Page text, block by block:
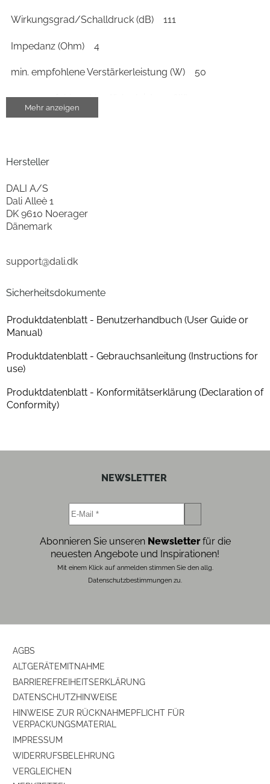
Wirkungsgrad/Schalldruck (dB) 111
Impedanz (Ohm) 4
min. empfohlene Verstärkerleistung (W) 50
max. empfohlene Verstärkerleistung (W)
Gehäuse-Eigenschaften
Höhe (cm) 112.6
Tiefe (cm) 37.6
Gewicht (kg) 24.6
Farben
Gehäuse-Farben
Stand-Lautsprecher
Baßreflex-System
Ausstattung & Technik
Stereo-Lautsprecher
Mehr anzeigen
Hersteller
DALI A/S
Dali Alleè 1
DK 9610 Noerager
Dänemark
support@dali.dk
Sicherheitsdokumente
Produktdatenblatt - Benutzerhandbuch (User Guide or
Manual)
Produktdatenblatt - Gebrauchsanleitung (Instructions for
use)
Produktdatenblatt - Konformitätserklärung (Declaration of
Conformity)
NEWSLETTER
Abonnieren Sie unseren Newsletterfür die
neuesten Angebote und Inspirationen!
Mit einem Klick auf anmelden stimmen Sie den allg.
Datenschutzbestimmungen zu.
AGBS
ALTGERÄTEMITNAHME
BARRIEREFREIHEITSERKLÄRUNG
DATENSCHUTZHINWEISE
HINWEISE ZUR RÜCKNAHMEPFLICHT FÜR
VERPACKUNGSMATERIAL
IMPRESSUM
WIDERRUFSBELEHRUNG
VERGLEICHEN